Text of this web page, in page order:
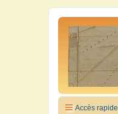
Accès rapide